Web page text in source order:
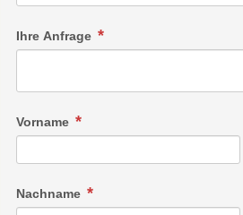
Ihre Anfrage
Vorname
Nachname